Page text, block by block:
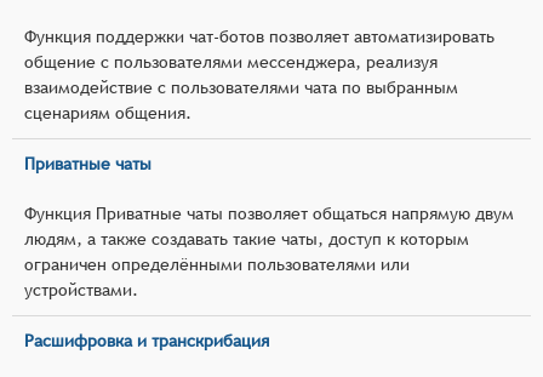
Функция поддержки чат-ботов позволяет автоматизировать
общение с пользователями мессенджера, реализуя
взаимодействие с пользователями чата по выбранным
сценариям общения.
Приватные чаты
Функция Приватные чаты позволяет общаться напрямую двум
людям, а также создавать такие чаты, доступ к которым
ограничен определёнными пользователями или
устройствами.
Расшифровка и транскрибация